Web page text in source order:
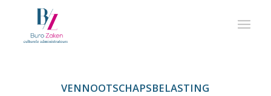
VENNOOTSCHAPSBELASTING